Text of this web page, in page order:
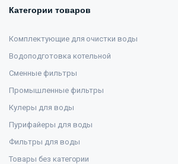
Категории товаров
Комплектующие для очистки воды
Водоподготовка котельной
Сменные фильтры
Промышленные фильтры
Кулеры для воды
Пурифайеры для воды
Фильтры для воды
Товары без категории